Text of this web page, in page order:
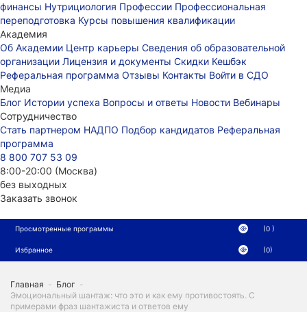
финансы Нутрициология Профессии Профессиональная
переподготовка Курсы повышения квалификации
Академия
Об Академии Центр карьеры Сведения об образовательной
организации Лицензия и документы Скидки Кешбэк
Реферальная программа Отзывы Контакты Войти в СДО
Медиа
Блог Истории успеха Вопросы и ответы Новости Вебинары
Сотрудничество
Стать партнером НАДПО Подбор кандидатов Реферальная
программа
8 800 707 53 09
8:00-20:00 (Москва)
без выходных
Заказать звонок
Просмотренные программы (0 )
Избранное (0)
Главная - Блог -
Эмоциональный шантаж: что это и как ему противостоять. С
примерами фраз шантажиста и ответов ему